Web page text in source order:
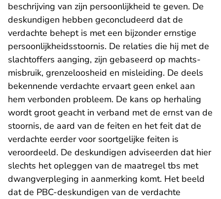
beschrijving van zijn persoonlijkheid te geven. De
deskundigen hebben geconcludeerd dat de
verdachte behept is met een bijzonder ernstige
persoonlijkheidsstoornis. De relaties die hij met de
slachtoffers aanging, zijn gebaseerd op machts-
misbruik, grenzeloosheid en misleiding. De deels
bekennende verdachte ervaart geen enkel aan
hem verbonden probleem. De kans op herhaling
wordt groot geacht in verband met de ernst van de
stoornis, de aard van de feiten en het feit dat de
verdachte eerder voor soortgelijke feiten is
veroordeeld. De deskundigen adviseerden dat hier
slechts het opleggen van de maatregel tbs met
dwangverpleging in aanmerking komt. Het beeld
dat de PBC-deskundigen van de verdachte